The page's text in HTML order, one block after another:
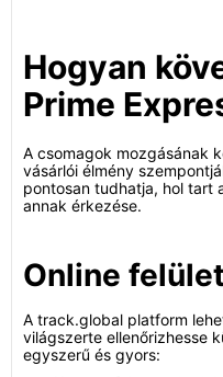
Hogyan
Prime
A csomagok mozgásának
vásárlói élmény
pontosan tudhatja, hol tart
annak érkezése.
Online
A track.global platform
világszerte ellenőrizhesse
egyszerű és gyors: